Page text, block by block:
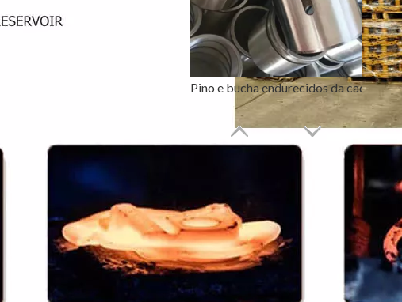
Pino e bucha endurecidos da caçamba de escavadeira de serviço pesado